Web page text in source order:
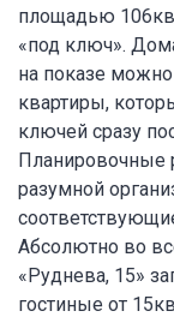
площадью
«под ключ».
на показе
квартиры,
ключей сразу
Планировочные
разумной
Абсолютно во
«Руднева, 15»
гостиные от